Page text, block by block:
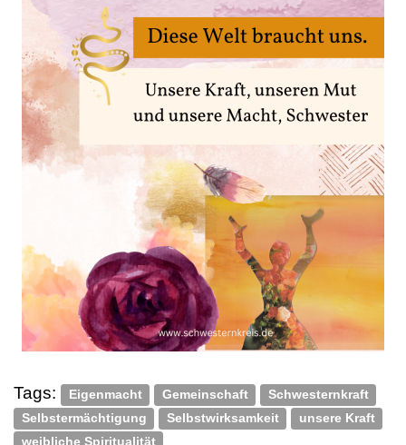
Tags: Eigenmacht Gemeinschaft
Schwesternkraft
Selbstermächtigung
Selbstwirksamkeit
unsere Kraft
weibliche Spiritualität